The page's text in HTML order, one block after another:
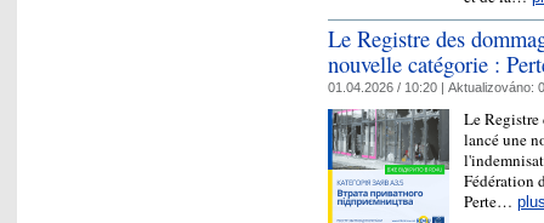
Le Registre des
nouvelle catégorie :
01.04.2026 / 10:20 | Aktualizováno:
Le
lancé une
Fédération
Perte…